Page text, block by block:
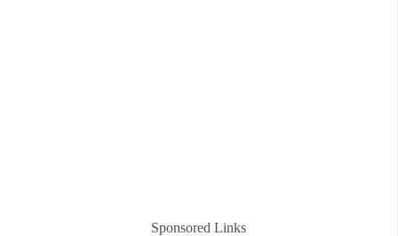
Sponsored Links